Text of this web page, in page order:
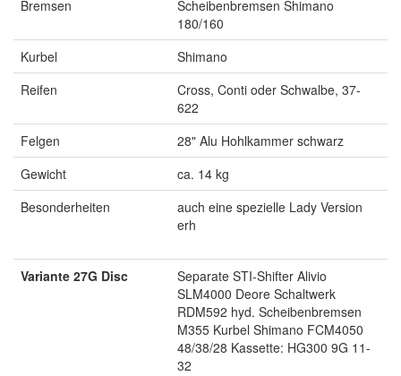
Bremsen
Scheibenbremsen Shimano
180/160
Kurbel
Shimano
Reifen
Cross, Conti oder Schwalbe, 37-
622
Felgen
28" Alu Hohlkammer schwarz
Gewicht
ca. 14 kg
Besonderheiten
auch eine spezielle Lady Version
erh
Variante 27G Disc
Separate STI-Shifter Alivio
SLM4000 Deore Schaltwerk
RDM592 hyd. Scheibenbremsen
M355 Kurbel Shimano FCM4050
48/38/28 Kassette: HG300 9G 11-
32